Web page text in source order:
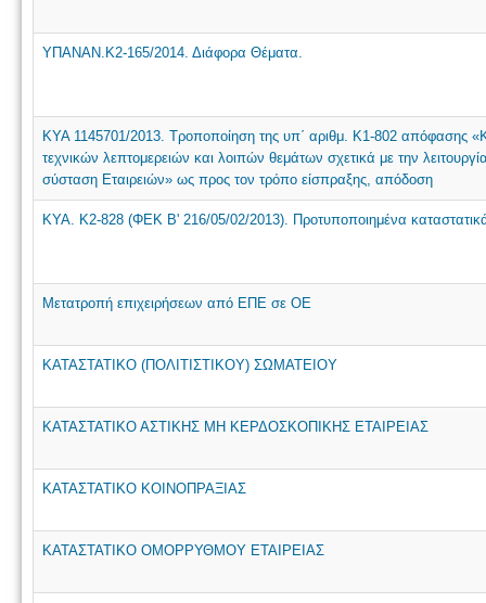
ΥΠΑΝΑΝ.Κ2-165/2014. Διάφορα Θέματα.
ΚΥΑ 1145701/2013. Τροποποίηση της υπ΄ αριθμ. Κ1-802 απόφασης
τεχνικών λεπτομερειών και λοιπών θεμάτων σχετικά με την
σύσταση Εταιρειών» ως προς τον τρόπο είσπραξης, απόδοση
ΚΥΑ. Κ2-828 (ΦΕΚ Β' 216/05/02/2013). Προτυποποιημένα
Μετατροπή επιχειρήσεων από ΕΠΕ σε ΟΕ
ΚΑΤΑΣΤΑΤΙΚΟ (ΠΟΛΙΤΙΣΤΙΚΟΥ) ΣΩΜΑΤΕΙΟΥ
ΚΑΤΑΣΤΑΤΙΚΟ ΑΣΤΙΚΗΣ ΜΗ ΚΕΡΔΟΣΚΟΠΙΚΗΣ ΕΤΑΙΡΕΙΑΣ
ΚΑΤΑΣΤΑΤΙΚΟ ΚΟΙΝΟΠΡΑΞΙΑΣ
ΚΑΤΑΣΤΑΤΙΚΟ ΟΜΟΡΡΥΘΜΟΥ ΕΤΑΙΡΕΙΑΣ